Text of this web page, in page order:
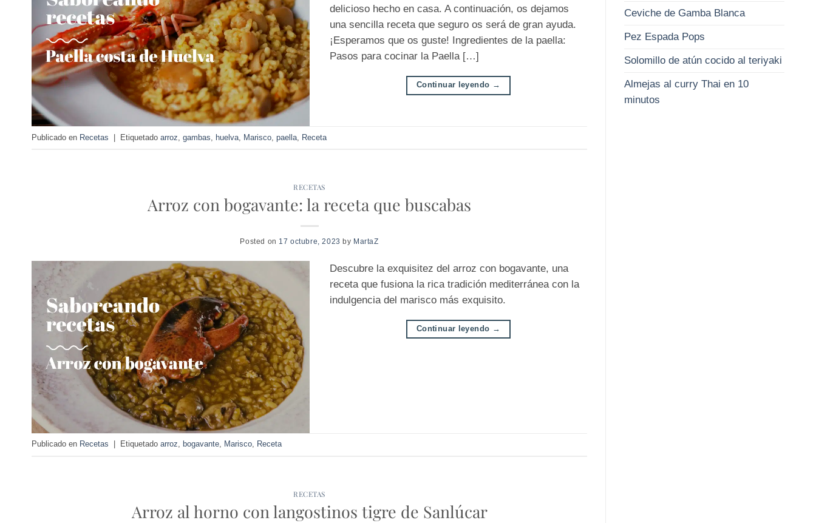
delicioso hecho en casa. A continuación, os dejamos
una sencilla receta que seguro os será de gran ayuda.
¡Esperamos que os guste! Ingredientes de la paella:
Pasos para cocinar la Paella […]
Continuar leyendo →
Publicado en Recetas Etiquetado arroz gambas huelva Marisco paella Receta
RECETAS
Arroz con bogavante: la receta que buscabas
Posted on 17 octubre, 2023 by MartaZ
Descubre la exquisitez del arroz con bogavante, una
receta que fusiona la rica tradición mediterránea con la
indulgencia del marisco más exquisito.
Continuar leyendo →
Publicado en Recetas Etiquetado arroz, bogavante, Marisco, Receta
RECETAS
Arroz al horno con langostinos tigre de Sanlúcar
Ceviche de Gamba Blanca
Pez Espada Pops
Solomillo de atún cocido al teriyaki
Almejas al curry Thai en 10
minutos